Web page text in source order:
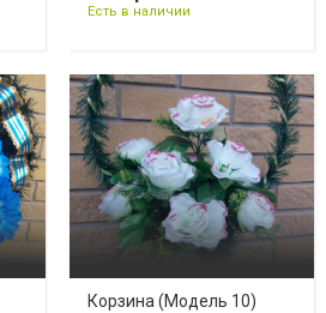
Есть в наличии
Корзина (Модель 10)